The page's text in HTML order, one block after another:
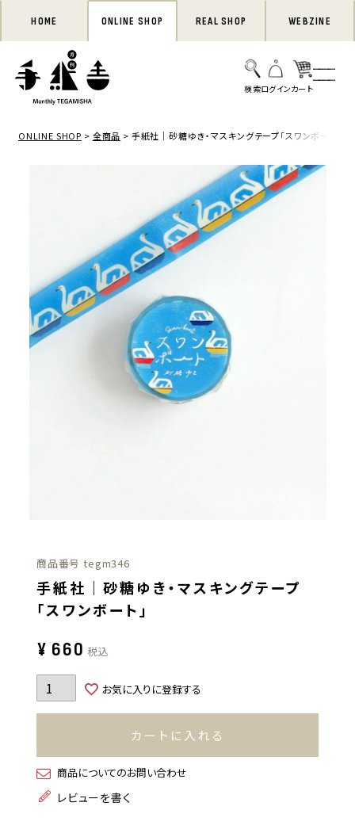
HOME ONLINE SHOP REAL SHOP WEBZINE
ONLINE SHOP 全商品 手紙社｜砂糖ゆき・マスキングテープ「スワンボート」
商品番号 tegm346
手紙社｜砂糖ゆき・マスキングテープ
「スワンボート」
¥ 660 税込
お気に入りに登録する
カートに入れる
商品についてのお問い合わせ
レビューを書く